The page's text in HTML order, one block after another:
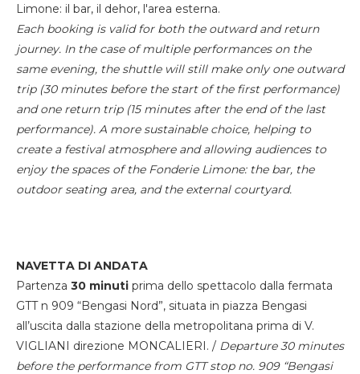
Limone: il bar, il dehor, l'area esterna.
Each booking is valid for both the outward and return
journey. In the case of multiple performances on the
same evening, the shuttle will still make only one outward
trip (30 minutes before the start of the first performance)
and one return trip (15 minutes after the end of the last
performance). A more sustainable choice, helping to
create a festival atmosphere and allowing audiences to
enjoy the spaces of the Fonderie Limone: the bar, the
outdoor seating area, and the external courtyard.
NAVETTA DI ANDATA
Partenza 30 minuti prima dello spettacolo dalla fermata
GTT n 909 “Bengasi Nord”, situata in piazza Bengasi
all’uscita dalla stazione della metropolitana prima di V.
VIGLIANI direzione MONCALIERI. / Departure 30 minutes
before the performance from GTT stop no. 909 “Bengasi